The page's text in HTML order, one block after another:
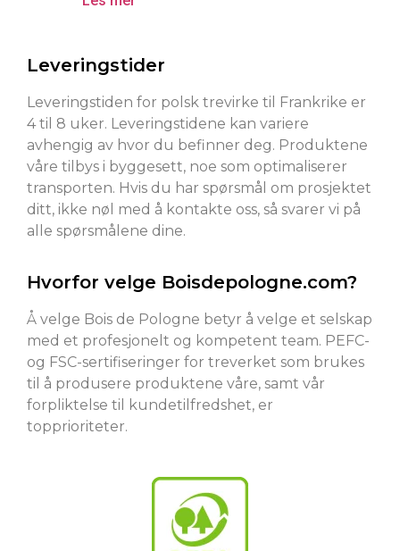
Leveringstider
Leveringstiden for polsk trevirke til Frankrike er
4 til 8 uker. Leveringstidene kan variere
avhengig av hvor du befinner deg. Produktene
våre tilbys i byggesett, noe som optimaliserer
transporten. Hvis du har spørsmål om prosjektet
ditt, ikke nøl med å kontakte oss, så svarer vi på
alle spørsmålene dine.
Hvorfor velge Boisdepologne.com?
Å velge Bois de Pologne betyr å velge et selskap
med et profesjonelt og kompetent team. PEFC-
og FSC-sertifiseringer for treverket som brukes
til å produsere produktene våre, samt vår
forpliktelse til kundetilfredshet, er
topprioriteter.